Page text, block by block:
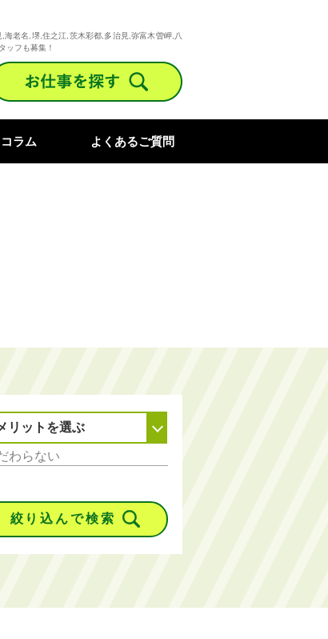
老名,堺,住之江,茨木彩都,多治見,弥富木曽岬,八
ッフも募集！
ラム よくあるご質問
リットを選ぶ
絞り込んで検索